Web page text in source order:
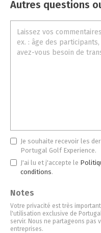
Autres questions
Je souhaite recevoir les
Portugal Golf Experience.
J'ai lu et j'accepte le
conditions.
Notes
Votre privacité est très
l'utilisation exclusive de
servir. Nous ne partageons pas
entreprises.